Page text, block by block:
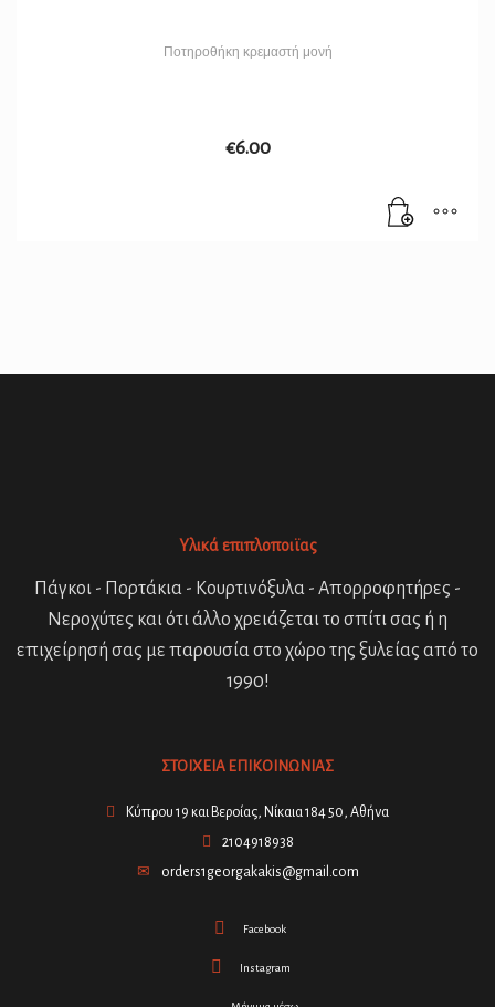
Ποτηροθήκη κρεμαστή μονή
€6.00
Υλικά επιπλοποιϊας
Πάγκοι - Πορτάκια - Κουρτινόξυλα - Απορροφητήρες -
Νεροχύτες και ότι άλλο χρειάζεται το σπίτι σας ή η
επιχείρησή σας με παρουσία στο χώρο της ξυλείας από το
1990!
ΣΤΟΙΧΕΙΑ ΕΠΙΚΟΙΝΩΝΙΑΣ
Κύπρου 19 και Βεροίας, Νίκαια 184 50, Αθήνα
2104918938
orders1georgakakis@gmail.com
Facebook
Instagram